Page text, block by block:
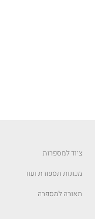
ציוד למספרות
מכונות תספורת ועוד
תאורה למספרה